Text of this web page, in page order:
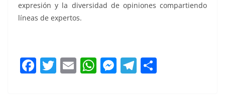
expresión y la diversidad de opiniones compartiendo
líneas de expertos.
F T E W M T